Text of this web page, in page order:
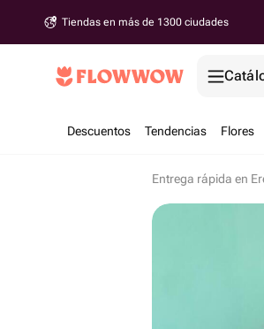
Tiendas en más de 1300 ciudades
Descuentos Tendencias Flores
Entrega rápida en